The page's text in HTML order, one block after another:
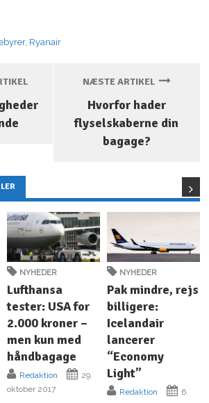
, Ryanair
NÆSTE ARTIKEL
Hvorfor hader
flyselskaberne din
bagage?
NYHEDER
Lufthansa
tester: USA for
2.000 kroner –
men kun med
håndbagage
Redaktion
29.
oktober 2017
NYHEDER
Pak mindre, rejs
billigere:
Icelandair
lancerer
“Economy
Light”
Redaktion
6.